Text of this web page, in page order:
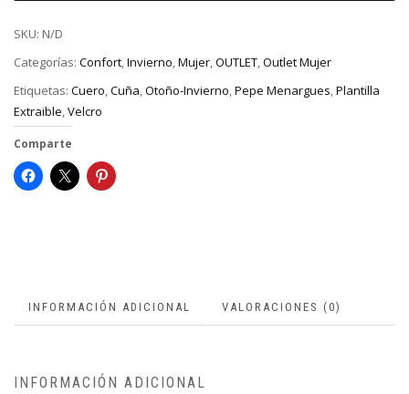
SKU: N/D
Categorías: Confort,Invierno,Mujer,OUTLET,Outlet Mujer
Etiquetas: Cuero,Cuña,Otoño-Invierno,Pepe Menargues,Plantilla
Extraible,Velcro
Comparte
INFORMACIÓN ADICIONAL VALORACIONES (0)
INFORMACIÓN ADICIONAL